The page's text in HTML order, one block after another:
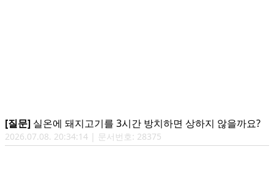
[질문] 실온에 돼지고기를 3시간 방치하면 상하지 않을까요?
2026.07.08. 20:34:14 | 문서번호: 28375